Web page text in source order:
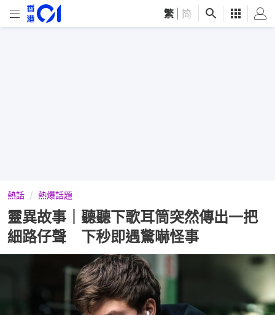
繁 简
熱話 熱爆話題
靈異故事｜聽聽下歌耳筒突然傳出一把
細路仔聲 下秒即遇驚嚇怪事